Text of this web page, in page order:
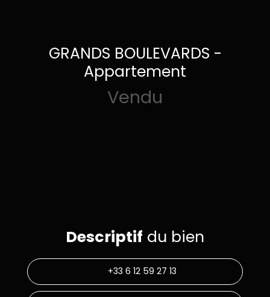
GRANDS BOULEVARDS -
Appartement
Vendu
Descriptif du bien
+33 6 12 59 27 13